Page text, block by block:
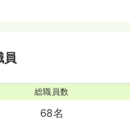
員
総職員数
68名